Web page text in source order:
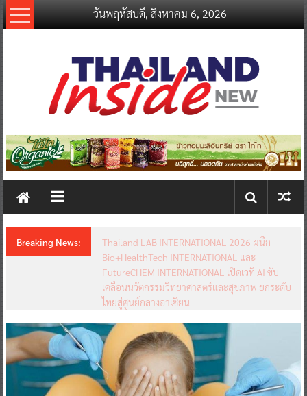
Skip
to
วันพฤหัสบดี, สิงหาคม 6, 2026
thailandinsidenew.com
Thailand
New
Breaking News:
Thailand LAB INTERNATIONAL 2026 ผนึก
Bio+HealthTech INTERNATIONAL และ
FutureCHEM INTERNATIONAL เปิดเวที AI ขับ
เคลื่อนนวัตกรรมวิทยาศาสตร์และสุขภาพ ยกระดับ
ไทยสู่ศูนย์กลางอาเซียน